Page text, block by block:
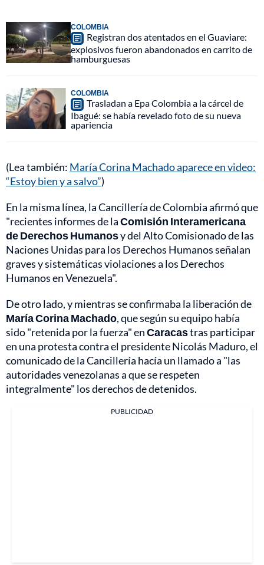
COLOMBIA
Registran dos atentados en el Guaviare:
explosivos fueron abandonados en carrito de
hamburguesas
COLOMBIA
Trasladan a Epa Colombia a la cárcel de
Ibagué: se había revelado foto de su nueva
apariencia
(Lea también: María Corina Machado aparece en video:
“Estoy bien y a salvo”)
En la misma línea, la Cancillería de Colombia afirmó que
"recientes informes de laComisión Interamericana
de Derechos Humanosy del Alto Comisionado de las
Naciones Unidas para los Derechos Humanos señalan
graves y sistemáticas violaciones a los Derechos
Humanos en Venezuela".
De otro lado, y mientras se confirmaba la liberación de
María Corina Machado, que según su equipo había
sido "retenida por la fuerza" enCaracastras participar
en una protesta contra el presidente Nicolás Maduro, el
comunicado de la Cancillería hacía un llamado a "las
autoridades venezolanas a que se respeten
integralmente" los derechos de detenidos.
PUBLICIDAD